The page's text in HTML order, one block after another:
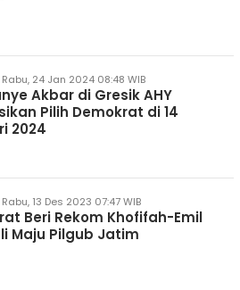
Rabu, 24 Jan 2024 08:48 WIB
Akbar di Gresik AHY
Pilih Demokrat di 14
2024
Rabu, 13 Des 2023 07:47 WIB
Beri Rekom Khofifah-Emil
Maju Pilgub Jatim